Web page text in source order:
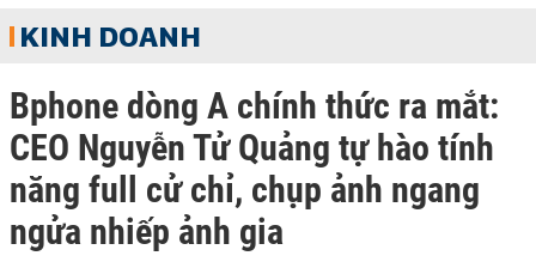
KINH DOANH
Bphone dòng A chính thức ra mắt:
CEO Nguyễn Tử Quảng tự hào tính
năng full cử chỉ, chụp ảnh ngang
ngửa nhiếp ảnh gia